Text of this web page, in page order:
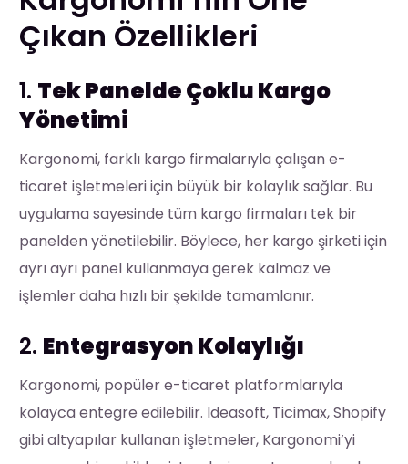
Çıkan Özellikleri
1. Tek Panelde Çoklu Kargo
Yönetimi
Kargonomi, farklı kargo firmalarıyla çalışan e-
ticaret işletmeleri için büyük bir kolaylık sağlar. Bu
uygulama sayesinde tüm kargo firmaları tek bir
panelden yönetilebilir. Böylece, her kargo şirketi için
ayrı ayrı panel kullanmaya gerek kalmaz ve
işlemler daha hızlı bir şekilde tamamlanır.
2. Entegrasyon Kolaylığı
Kargonomi, popüler e-ticaret platformlarıyla
kolayca entegre edilebilir. Ideasoft, Ticimax, Shopify
gibi altyapılar kullanan işletmeler, Kargonomi’yi